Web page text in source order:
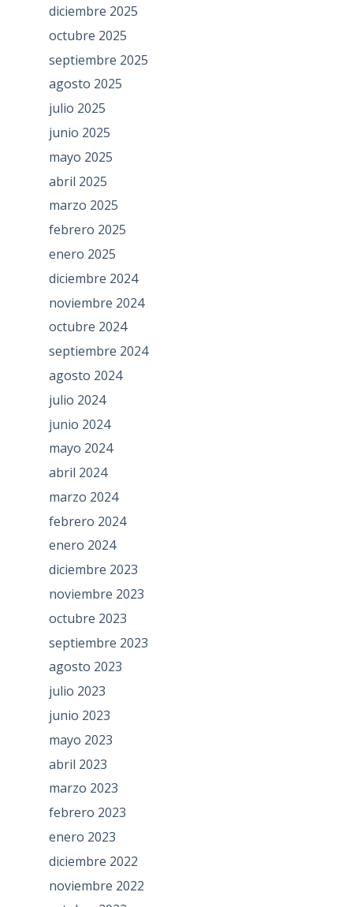
diciembre 2025
octubre 2025
septiembre 2025
agosto 2025
julio 2025
junio 2025
mayo 2025
abril 2025
marzo 2025
febrero 2025
enero 2025
diciembre 2024
noviembre 2024
octubre 2024
septiembre 2024
agosto 2024
julio 2024
junio 2024
mayo 2024
abril 2024
marzo 2024
febrero 2024
enero 2024
diciembre 2023
noviembre 2023
octubre 2023
septiembre 2023
agosto 2023
julio 2023
junio 2023
mayo 2023
abril 2023
marzo 2023
febrero 2023
enero 2023
diciembre 2022
noviembre 2022